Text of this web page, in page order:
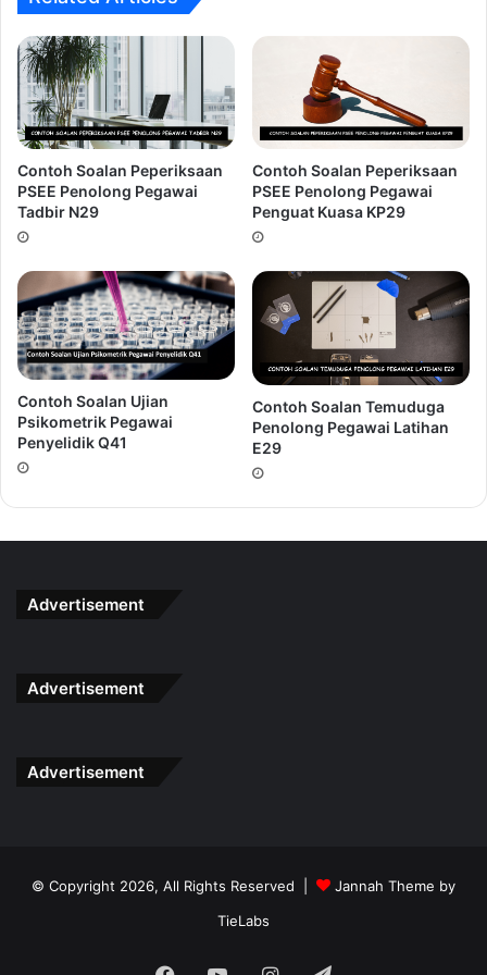
5.Over Confident! Terlalu yakin!.
dilakukan oleh calon-calon yang mempunyai keputusan
akademik yang cemerlang.
Ingin Dapatkan Rujukan Temuduga
Penjaga Jentera J19 ???
Peluang untuk mendapat panggilan
turut menginginkan jawatan ini. Buatlah persediaan yang
Contoh Soalan Peperiksaan
PSEE Penolong Pegawai
Tadbir N29
Contoh Soalan Peperiksaan
PSEE Penolong Pegawai
Penguat Kuasa KP29
Contoh Soalan Ujian
Psikometrik Pegawai
Penyelidik Q41
Contoh Soalan Temuduga
Penolong Pegawai Latihan
E29
Advertisement
Advertisement
Advertisement
© Copyright 2026, All Rights Reserved |
Jannah Theme by
TieLabs